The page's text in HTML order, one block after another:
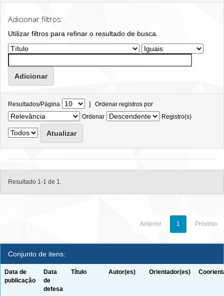
Adicionar filtros:
Utilizar filtros para refinar o resultado de busca.
Resultados/Página | Ordenar registros por
Ordenar
Registro(s)
Resultado 1-1 de 1.
Anterior 1 Próximo
Conjunto de itens:
Data de
publicação
Data
de
defesa
Título Autor(es) Orientador(es)